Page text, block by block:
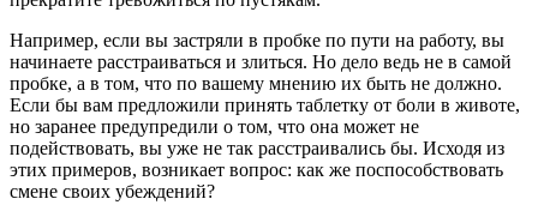
Например, если вы застряли в пробке по пути на работу, вы
начинаете расстраиваться и злиться. Но дело ведь не в самой
пробке, а в том, что по вашему мнению их быть не должно.
Если бы вам предложили принять таблетку от боли в животе,
но заранее предупредили о том, что она может не
подействовать, вы уже не так расстраивались бы. Исходя из
этих примеров, возникает вопрос: как же поспособствовать
смене своих убеждений?